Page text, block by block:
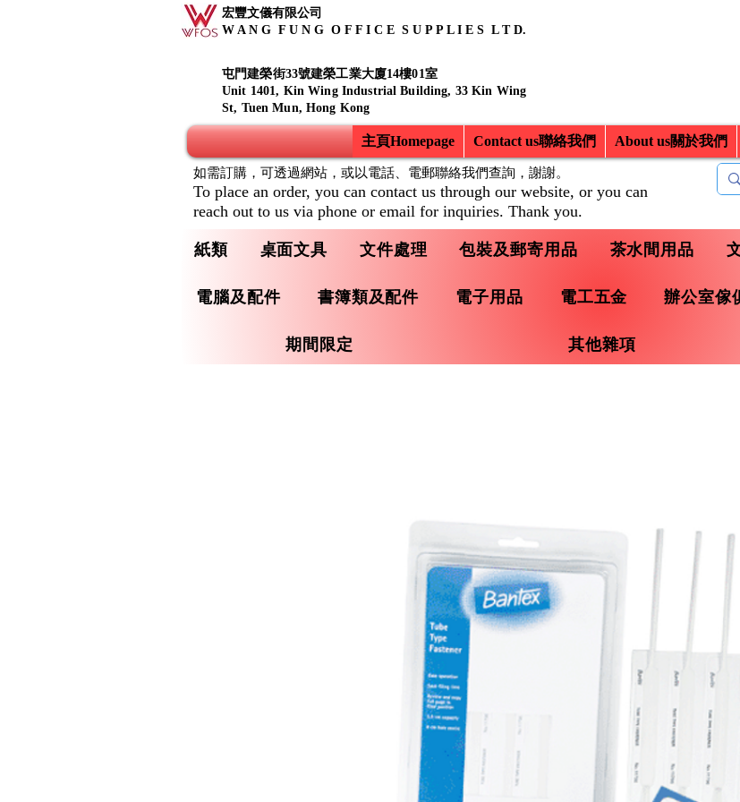
宏豐文儀有限公司
W A N G F U N G O F F I C E S U P P L I E S L T D.
屯門建榮街33號建榮工業大廈14樓01室
Unit 1401, Kin Wing Industrial Building, 33 Kin Wing
St, Tuen Mun, Hong Kong
主頁Homepage Contact us聯絡我們 About us關於我們
紙類 桌面文具 文件處理 包裝及郵寄用品 茶水間用品
電腦及配件 書簿類及配件 電子用品 電工五金 辦公室傢
期間限定 其他雜項
如需訂購，可透過網站，或以電話、電郵聯絡我們查詢， 謝謝。
To place an order, you can contact us through our website, or you can
reach out to us via phone or email for inquiries. Thank you.